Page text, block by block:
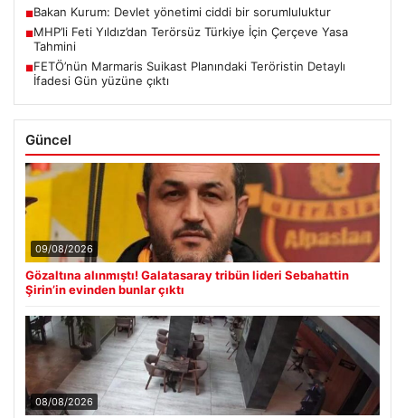
■Bakan Kurum: Devlet yönetimi ciddi bir sorumluluktur
■MHP’li Feti Yıldız’dan Terörsüz Türkiye İçin Çerçeve Yasa
Tahmini
■FETÖ’nün Marmaris Suikast Planındaki Teröristin Detaylı
İfadesi Gün yüzüne çıktı
Güncel
09/08/2026
Gözaltına alınmıştı! Galatasaray tribün lideri Sebahattin
Şirin’in evinden bunlar çıktı
08/08/2026